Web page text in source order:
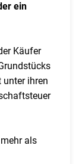
ein
Käufer
unter ihren
als